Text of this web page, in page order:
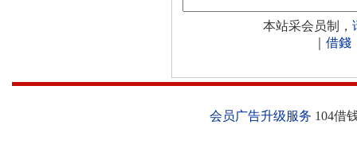
本站采会员制，
借錢
会员广告升级服务 104借